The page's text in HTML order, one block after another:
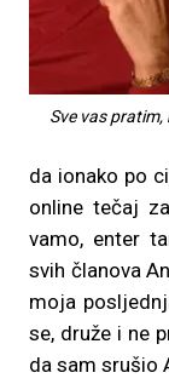
Sve vas
da ionako po
online tečaj
vamo, enter
svih članova
moja
se, druže i ne
da sam srušio